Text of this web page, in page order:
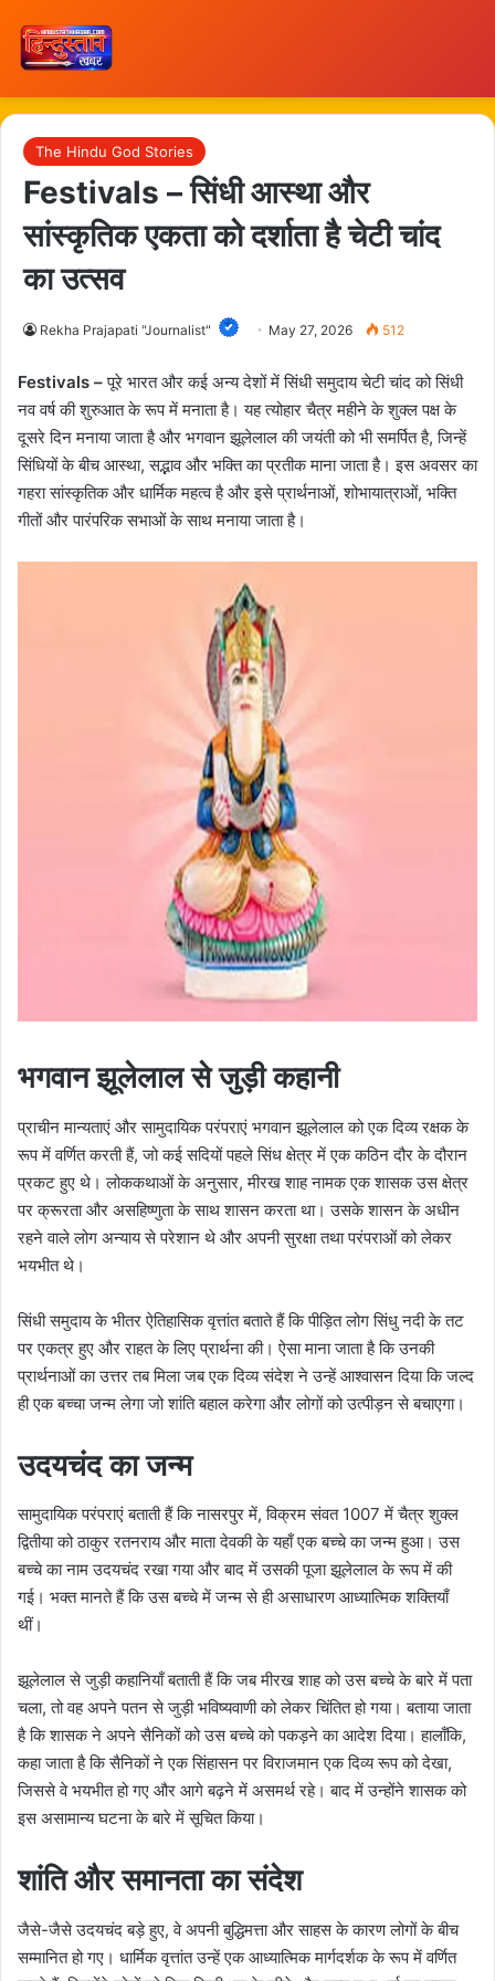
The Hindu God Stories
Festivals – सिंधी आस्था और
सांस्कृतिक एकता को दर्शाता है चेटी चांद
का उत्सव
Rekha Prajapati "Journalist" May 27, 2026 512
Festivals –पूरे भारत और कई अन्य देशों में सिंधी समुदाय चेटी चांद को सिंधी
नव वर्ष की शुरुआत के रूप में मनाता है। यह त्योहार चैत्र महीने के शुक्ल पक्ष के
दूसरे दिन मनाया जाता है और भगवान झूलेलाल की जयंती को भी समर्पित है, जिन्हें
सिंधियों के बीच आस्था, सद्भाव और भक्ति का प्रतीक माना जाता है। इस अवसर का
गहरा सांस्कृतिक और धार्मिक महत्व है और इसे प्रार्थनाओं, शोभायात्राओं, भक्ति
गीतों और पारंपरिक सभाओं के साथ मनाया जाता है।
भगवान झूलेलाल से जुड़ी कहानी
प्राचीन मान्यताएं और सामुदायिक परंपराएं भगवान झूलेलाल को एक दिव्य रक्षक के
रूप में वर्णित करती हैं, जो कई सदियों पहले सिंध क्षेत्र में एक कठिन दौर के दौरान
प्रकट हुए थे। लोककथाओं के अनुसार, मीरख शाह नामक एक शासक उस क्षेत्र
पर क्रूरता और असहिष्णुता के साथ शासन करता था। उसके शासन के अधीन
रहने वाले लोग अन्याय से परेशान थे और अपनी सुरक्षा तथा परंपराओं को लेकर
भयभीत थे।
सिंधी समुदाय के भीतर ऐतिहासिक वृत्तांत बताते हैं कि पीड़ित लोग सिंधु नदी के तट
पर एकत्र हुए और राहत के लिए प्रार्थना की। ऐसा माना जाता है कि उनकी
प्रार्थनाओं का उत्तर तब मिला जब एक दिव्य संदेश ने उन्हें आश्वासन दिया कि जल्द
ही एक बच्चा जन्म लेगा जो शांति बहाल करेगा और लोगों को उत्पीड़न से बचाएगा।
उदयचंद का जन्म
सामुदायिक परंपराएं बताती हैं कि नासरपुर में, विक्रम संवत 1007 में चैत्र शुक्ल
द्वितीया को ठाकुर रतनराय और माता देवकी के यहाँ एक बच्चे का जन्म हुआ। उस
बच्चे का नाम उदयचंद रखा गया और बाद में उसकी पूजा झूलेलाल के रूप में की
गई। भक्त मानते हैं कि उस बच्चे में जन्म से ही असाधारण आध्यात्मिक शक्तियाँ
थीं।
झूलेलाल से जुड़ी कहानियाँ बताती हैं कि जब मीरख शाह को उस बच्चे के बारे में पता
चला, तो वह अपने पतन से जुड़ी भविष्यवाणी को लेकर चिंतित हो गया। बताया जाता
है कि शासक ने अपने सैनिकों को उस बच्चे को पकड़ने का आदेश दिया। हालाँकि,
कहा जाता है कि सैनिकों ने एक सिंहासन पर विराजमान एक दिव्य रूप को देखा,
जिससे वे भयभीत हो गए और आगे बढ़ने में असमर्थ रहे। बाद में उन्होंने शासक को
इस असामान्य घटना के बारे में सूचित किया।
शांति और समानता का संदेश
जैसे-जैसे उदयचंद बड़े हुए, वे अपनी बुद्धिमत्ता और साहस के कारण लोगों के बीच
सम्मानित हो गए। धार्मिक वृत्तांत उन्हें एक आध्यात्मिक मार्गदर्शक के रूप में वर्णित